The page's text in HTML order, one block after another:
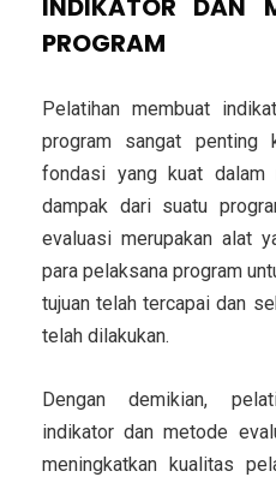
PROGRAM
Pelatihan membuat
program sangat penting
fondasi yang kuat dalam
dampak dari suatu
evaluasi merupakan alat
para pelaksana program
tujuan telah tercapai dan
telah dilakukan.
Dengan demikian,
indikator dan metode
meningkatkan kualitas